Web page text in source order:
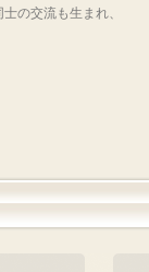
の交流も生まれ、